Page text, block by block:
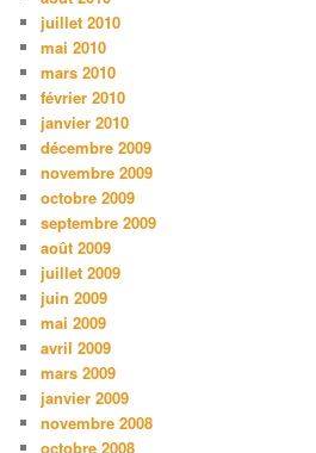
juillet 2010
mai 2010
mars 2010
février 2010
janvier 2010
décembre 2009
novembre 2009
octobre 2009
septembre 2009
août 2009
juillet 2009
juin 2009
mai 2009
avril 2009
mars 2009
janvier 2009
novembre 2008
octobre 2008